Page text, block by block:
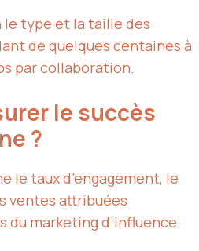
le type et la taille des
de quelques centaines à
par collaboration.
le succès
?
le taux d’engagement, le
ventes attribuées
marketing d’influence.